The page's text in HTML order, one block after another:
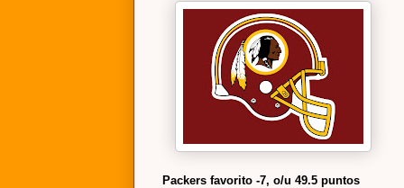
Packers favorito -7, o/u 49.5 puntos